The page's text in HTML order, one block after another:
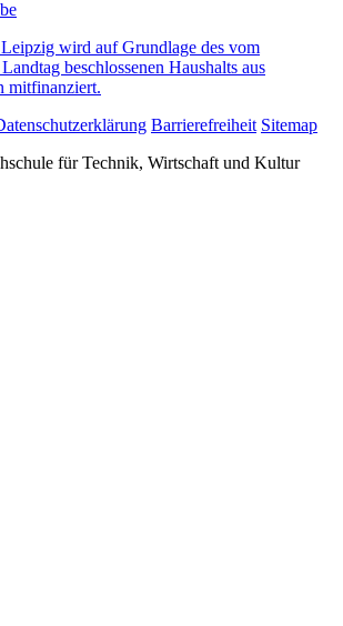
wird auf Grundlage des vom
beschlossenen Haushalts aus
mitfinanziert.
Barrierefreiheit Sitemap
für Technik, Wirtschaft und Kultur